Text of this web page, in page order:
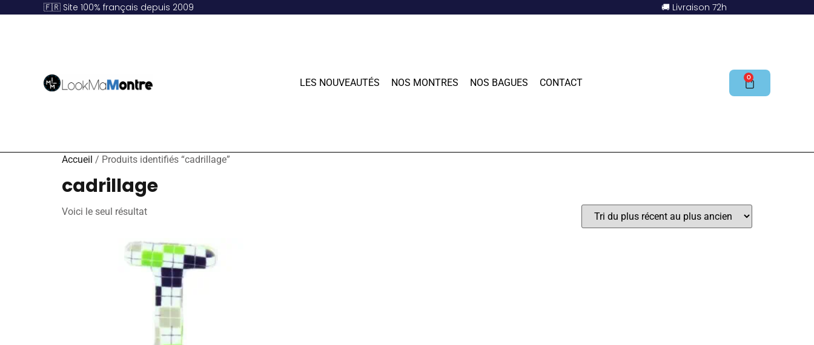
🇫🇷 Site 100% français depuis 2009 🚚 Livraison 72h
LES NOUVEAUTÉS NOS MONTRES NOS BAGUES CONTACT 0
Accueil / Produits identifiés “cadrillage”
cadrillage
Voici le seul résultat